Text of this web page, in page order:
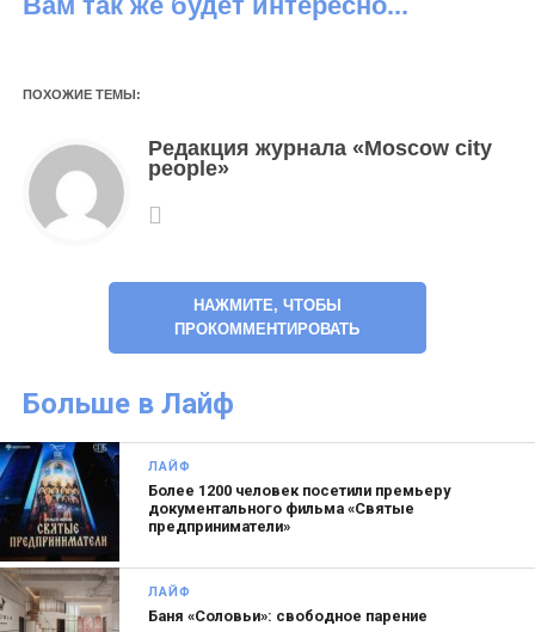
института серьезно увлекалась фотографией,
работала каскадером, ради чего отучилась целый
год в трюковой школе. Участвовала в программах
школы, в байк-шоу.
Эффектнее всего у меня получалось взрываться.
ПОХОЖИЕ ТЕМЫ:
Редакция журнала «Moscow city
people»
НАЖМИТЕ, ЧТОБЫ
ПРОКОММЕНТИРОВАТЬ
Больше в Лайф
ЛАЙФ
Более 1200 человек посетили премьеру
документального фильма «Святые
предприниматели»
ЛАЙФ
Баня «Соловьи»: свободное парение